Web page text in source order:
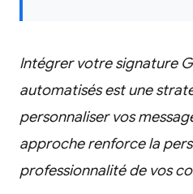
Intégrer votre signature
automatisés est une
personnaliser vos
approche renforce la
professionnalité de vos